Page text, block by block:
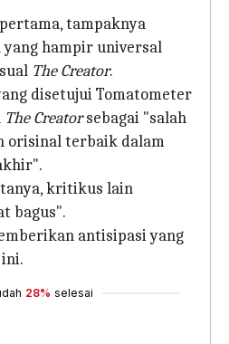
tampaknya
hampir universal
The Creator.
disetujui Tomatometer
The Creatorsebagai "salah
orisinal terbaik dalam
kritikus lain
bagus".
antisipasi yang
28% selesai